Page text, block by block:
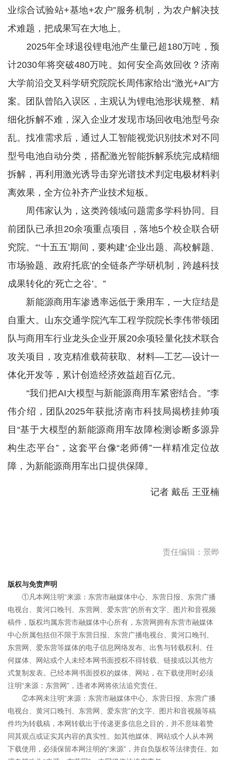
业综合试验站+基地+农户”服务机制，为农户解决技
术难题，把成果写在大地上。
2025年全球退役锂电池产生量已超180万吨，预
计2030年将突破480万吨。如何安全高效回收？济南
大学前沿交叉科学研究院院长周伟家给出“激光+AI”方
案。团队曾陷入误区，主观认为锂电池形状规整、精
细化拆解不难，深入企业才发现市场回收电池型号杂
乱。找准需求后，通过人工智能视觉识别技术对不同
型号电池自动分类，搭配激光智能拆解系统完成精细
拆解，再利用激光诱导击穿光谱技术判定电极材料剥
离效果，全方位补齐产业技术短板。
周伟家认为，这类跨领域问题需多学科协同。目
前团队已承担20余项重点项目，落地5个校企联合研
究院。“‘十五五’期间，要构建‘企业出题、高校解题、
市场验题、政府托底’的全链条产学研机制，跨越科技
成果转化的‘死亡之谷’。”
新能源商用车渗透率远低于乘用车，一大症结是
自重大。山东交通学院汽车工程学院院长李伟带领团
队与商用车行业龙头企业开展20余项轻量化技术联合
攻关项目，攻克精准载荷获取、材料—工艺—设计一
体化开发等，累计创造经济效益超百亿元。
“我们把AI大模型与新能源商用车紧密结合。”李
伟介绍，团队2025年获批济南市科技局揭榜挂帅项
目“基于大模型的新能源商用车故障检测诊断多源异
构生态平台”，这套平台像“老师傅”一样精准定位故
障，为新能源商用车出口提供保障。
记者 戴岳 王亚楠
责任编辑：景晔
版权与免责声明
①凡本网注明“来源：东营市融媒体中心、东营日报、东营广播
电视台、黄河口晚刊、东营网、爱东营”的所有文字、图片和音视频
稿件，版权均属东营市融媒体中心所有，东营网拥有东营市融媒体
中心所属包括但不限于东营日报、东营广播电视台、黄河口晚刊、
东营网、爱东营等媒体的电子信息网络发布、出售与转载权利。任
何媒体、网站或个人未经本网书面授权不得转载、链接或以其他方
式复制发表。已经本网书面授权的媒体、网站，在下载使用时必须
注明“来源：东营网”，违者本网将依法追究责任。
②本网未注明“来源：东营市融媒体中心、东营日报、东营广播
电视台、黄河口晚刊、东营网、爱东营”的文字、图片和音视频等稿
件均为转载稿，本网转载出于传递更多信息之目的，并不意味着赞
同其观点或证实其内容的真实性。如其他媒体、网站或个人从本网
下载使用，必须保留本网注明的“来源”，并自负版权等法律责任。如